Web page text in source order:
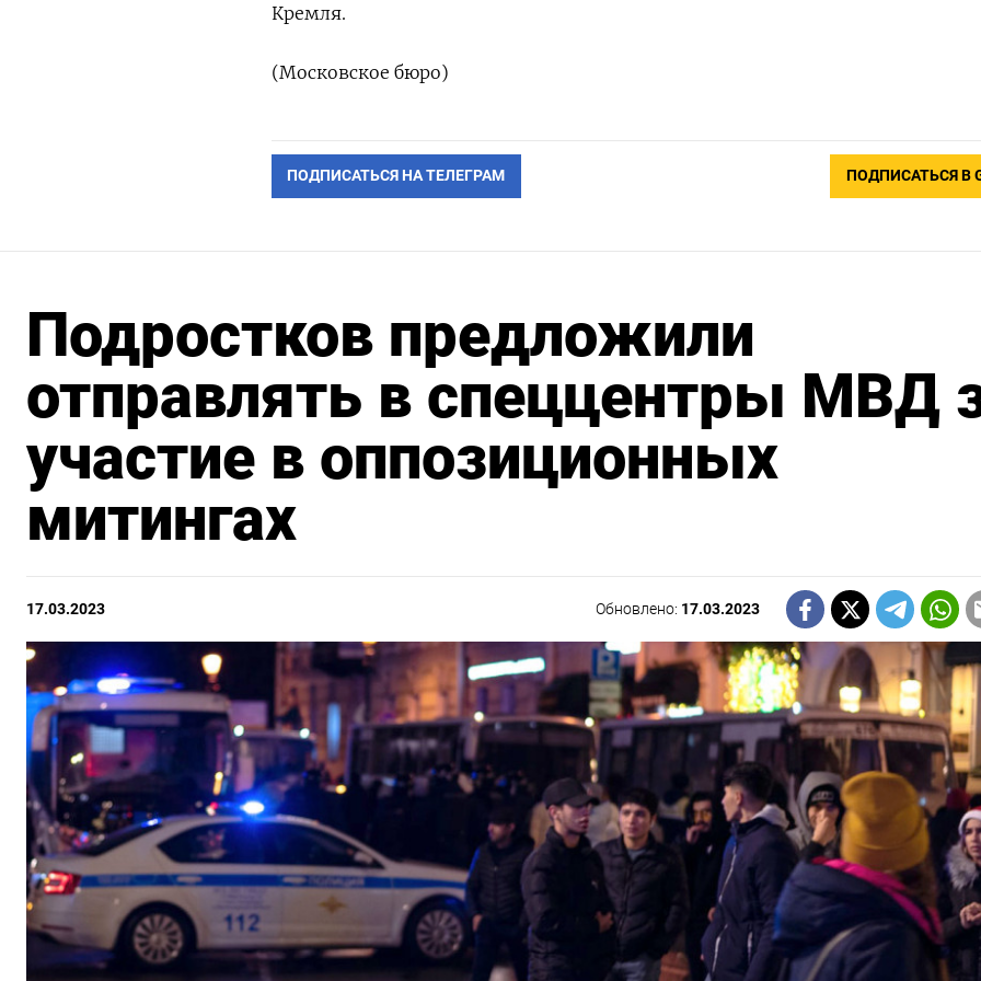
Кремля.
(Московское бюро)
ПОДПИСАТЬСЯ НА ТЕЛЕГРАМ ПОДПИСАТЬСЯ В
Подростков предложили
отправлять в спеццентры МВД
участие в оппозиционных
митингах
17.03.2023 Обновлено: 17.03.2023